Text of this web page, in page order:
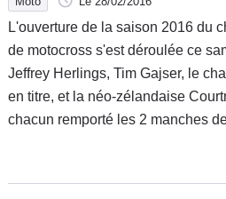
L'ouverture de la saison 2016 du
de motocross s'est déroulée ce
Jeffrey Herlings, Tim Gajser, le
en titre, et la néo-zélandaise
chacun remporté les 2 manches